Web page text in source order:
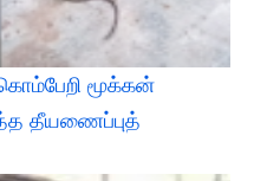
கொம்பேறி மூக்கன்
தீயணைப்புத்